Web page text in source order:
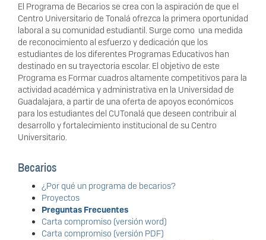
El Programa de Becarios se crea con la aspiración de que el
Centro Universitario de Tonalá ofrezca la primera oportunidad
laboral a su comunidad estudiantil. Surge como una medida
de reconocimiento al esfuerzo y dedicación que los
estudiantes de los diferentes Programas Educativos han
destinado en su trayectoria escolar. El objetivo de este
Programa es Formar cuadros altamente competitivos para la
actividad académica y administrativa en la Universidad de
Guadalajara, a partir de una oferta de apoyos económicos
para los estudiantes del CUTonalá que deseen contribuir al
desarrollo y fortalecimiento institucional de su Centro
Universitario.
Becarios
¿Por qué un programa de becarios?
Proyectos
Preguntas Frecuentes
Carta compromiso (versión word)
Carta compromiso (versión PDF)